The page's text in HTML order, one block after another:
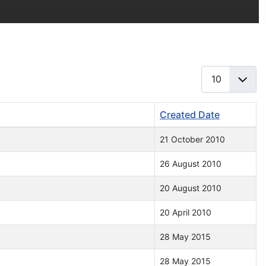
Created Date
21 October 2010
26 August 2010
20 August 2010
20 April 2010
28 May 2015
28 May 2015